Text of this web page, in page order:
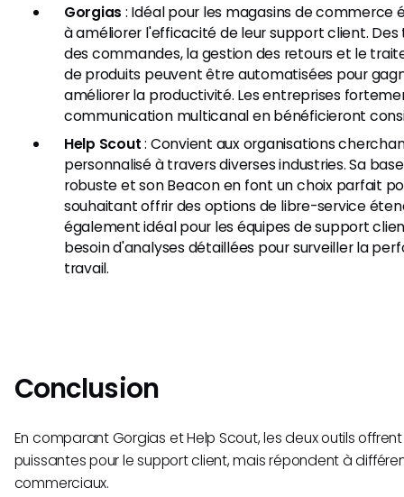
Gorgias : Idéal pour les magasins de
à améliorer l'efficacité de leur support client.
des commandes, la gestion des retours et le
de produits peuvent être automatisées pour
améliorer la productivité. Les entreprises
communication multicanal en bénéficieront
Help Scout: Convient aux organisations
personnalisé à travers diverses industries. Sa
robuste et son Beacon en font un choix parfait
souhaitant offrir des options de libre-service
également idéal pour les équipes de support
besoin d'analyses détaillées pour surveiller la
travail.
Conclusion
En comparant Gorgias et Help Scout, les deux outils
puissantes pour le support client, mais répondent à
commerciaux.